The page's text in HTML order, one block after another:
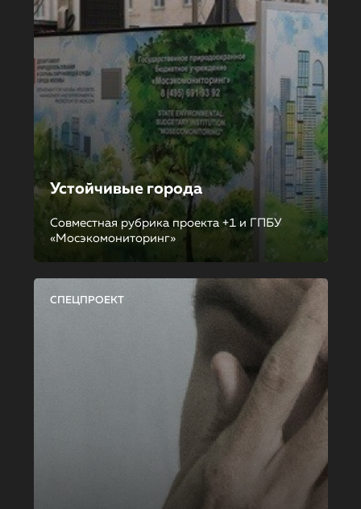
Устойчивые города
Совместная рубрика проекта +1 и ГПБУ
«Мосэкомониторинг»
СПЕЦПРОЕКТ